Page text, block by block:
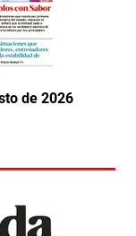
de 2026